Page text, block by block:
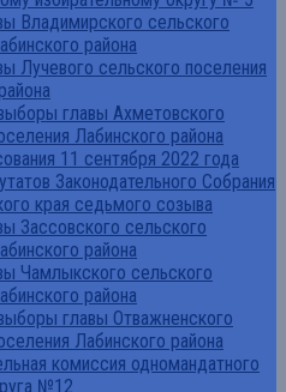
Владимирского сельского
района
Лучевого сельского поселения
главы Ахметовского
Лабинского района
11 сентября 2022 года
Законодательного Собрания
края седьмого созыва
Зассовского сельского
района
Чамлыкского сельского
района
главы Отважненского
Лабинского района
комиссия одномандатного
№12